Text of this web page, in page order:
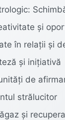
și
în relații și
și inițiativă
de
strălucitor
și